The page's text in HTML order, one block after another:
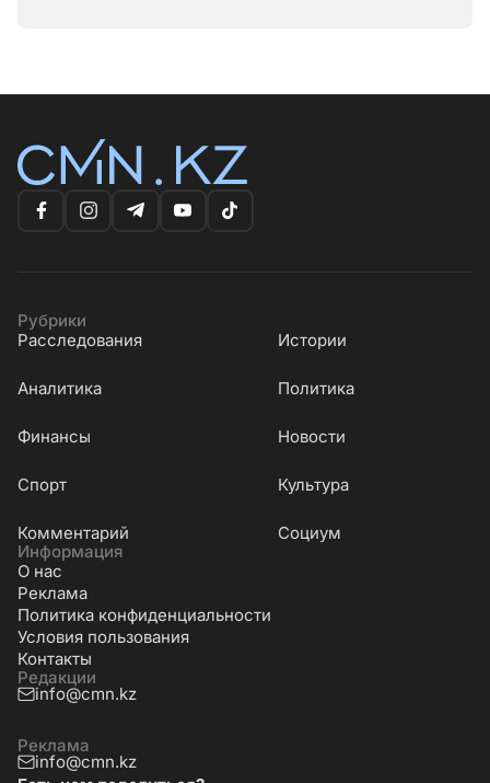
Рубрики
Расследования
Истории
Аналитика Политика
Финансы Новости
Cпорт Культура
Комментарий
Социум
Информация
О нас
Реклама
Политика конфиденциальности
Условия пользования
Контакты
Редакции
info@cmn.kz
Реклама
info@cmn.kz